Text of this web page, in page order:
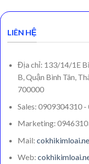
LIÊN HỆ
Địa chỉ: 133/14/1E
B, Quận Bình Tân,
700000
Sales: 0909304310
Marketing:
Mail:
Web: